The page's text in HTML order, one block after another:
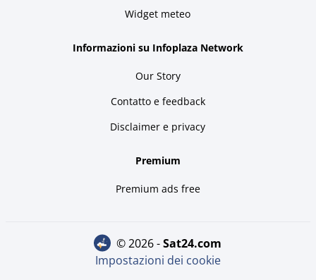
Widget meteo
Informazioni su Infoplaza Network
Our Story
Contatto e feedback
Disclaimer e privacy
Premium
Premium ads free
© 2026 - sat24.com
Impostazioni dei cookie